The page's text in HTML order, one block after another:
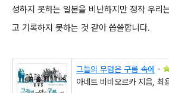
성하지 못하는 일본을 비난하지만 정작 우리
고 기록하지 못하는 것 같아 씁쓸합니다.
그들의 무덤은 구름 속에 -
아네트 비비오르카 지음, 최